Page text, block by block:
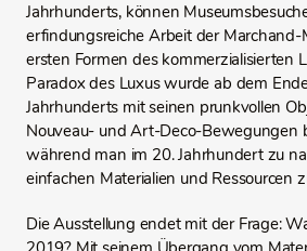
Jahrhunderts, können
erfindungsreiche Arbeit der Marchand-
ersten Formen des kommerzialisierten
Paradox des Luxus wurde ab dem
Jahrhunderts mit seinen prunkvollen
Nouveau- und Art-Deco-Bewegungen
während man im 20. Jahrhundert zu
einfachen Materialien und Ressourcen
Die Ausstellung endet mit der Frage: